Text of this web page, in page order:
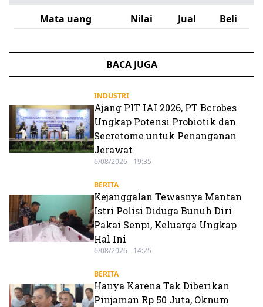
Mata uang
Nilai Jual Beli
BACA JUGA
INDUSTRI
Ajang PIT IAI 2026, PT Bcrobes
Ungkap Potensi Probiotik dan
Secretome untuk Penanganan
Jerawat
6/08/2026 - 19:35
BERITA
Kejanggalan Tewasnya Mantan
Istri Polisi Diduga Bunuh Diri
Pakai Senpi, Keluarga Ungkap
Hal Ini
6/08/2026 - 14:25
BERITA
Hanya Karena Tak Diberikan
Pinjaman Rp 50 Juta, Oknum